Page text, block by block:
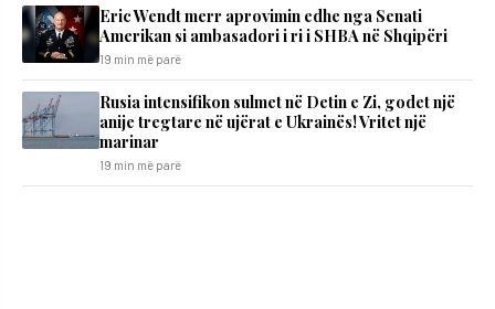
Eric Wendt merr aprovimin edhe nga Senati
Amerikan si ambasadori i ri i SHBA në Shqipëri
19 min më parë
Rusia intensifikon sulmet në Detin e Zi, godet një
anije tregtare në ujërat e Ukrainës! Vritet një
marinar
19 min më parë